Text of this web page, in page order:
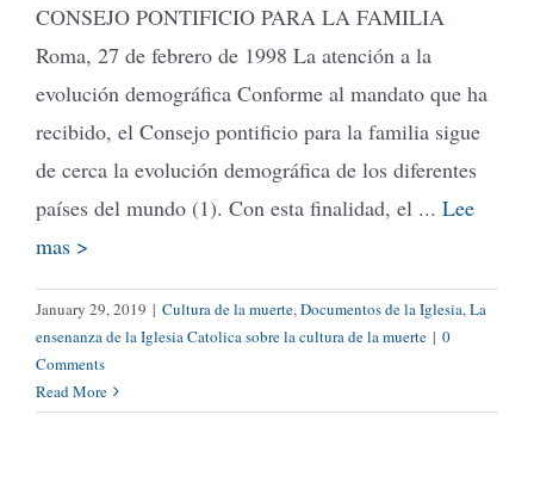
CONSEJO PONTIFICIO PARA LA FAMILIA
Roma, 27 de febrero de 1998 La atención a la
evolución demográfica Conforme al mandato que ha
recibido, el Consejo pontificio para la familia sigue
de cerca la evolución demográfica de los diferentes
países del mundo (1). Con esta finalidad, el ... Lee
mas >
January 29, 2019 | Cultura de la muerte, Documentos de la Iglesia, La
ensenanza de la Iglesia Catolica sobre la cultura de la muerte | 0
Comments
Read More